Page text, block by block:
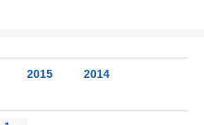
2015
2014